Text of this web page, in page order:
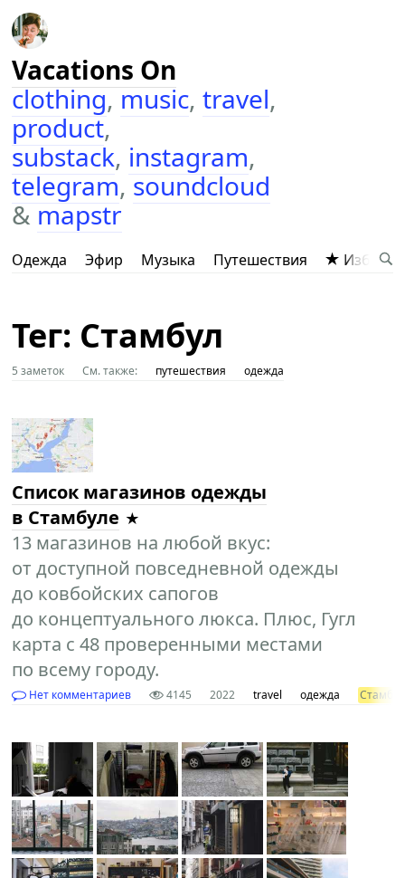
Vacations On
clothing,music,travel,
product,
substack, instagram,
telegram,soundcloud
&mapstr
Одежда Эфир Музыка Путешествия
Тег: Стамбул
5 заметок См. также: путешествия одежда
Список магазинов одежды
в Стамбуле
13 магазинов на любой вкус:
от доступной повседневной одежды
до ковбойских сапогов
до концептуального люкса. Плюс, Гугл
карта с 48 проверенными местами
по всему городу.
Нет комментариев 4145 2022 travel одежда Стамбул